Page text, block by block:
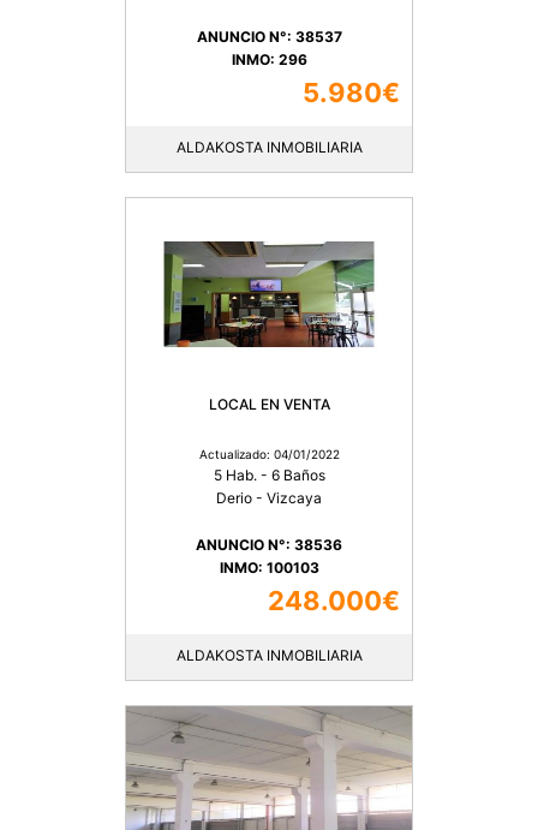
ANUNCIO N°: 38537
INMO: 296
5.980€
ALDAKOSTA INMOBILIARIA
LOCAL EN VENTA
Actualizado: 04/01/2022
5 Hab. - 6 Baños
Derio - Vizcaya
ANUNCIO N°: 38536
INMO: 100103
248.000€
ALDAKOSTA INMOBILIARIA